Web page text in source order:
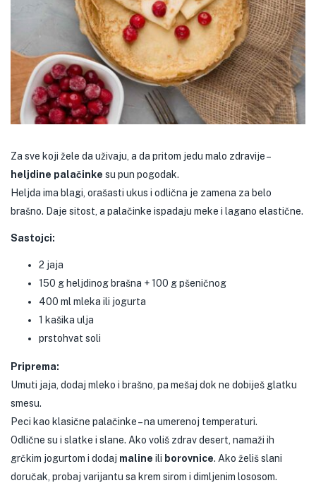
Za sve koji žele da uživaju, a da pritom jedu malo zdravije –
heljdine palačinke su pun pogodak.
Heljda ima blagi, orašasti ukus i odlična je zamena za belo
brašno. Daje sitost, a palačinke ispadaju meke i lagano elastične.
Sastojci:
2 jaja
150 g heljdinog brašna + 100 g pšeničnog
400 ml mleka ili jogurta
1 kašika ulja
prstohvat soli
Priprema:
Umuti jaja, dodaj mleko i brašno, pa mešaj dok ne dobiješ glatku
smesu.
Peci kao klasične palačinke – na umerenoj temperaturi.
Odlične su i slatke i slane. Ako voliš zdrav desert, namaži ih
grčkim jogurtom i dodaj maline ili borovnice. Ako želiš slani
doručak, probaj varijantu sa krem sirom i dimljenim lososom.